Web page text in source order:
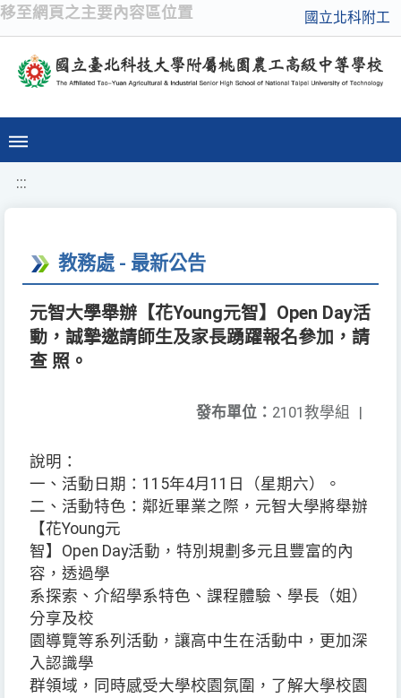
移至網頁之主要內容區位置 國立北科附工
:::
教務處 - 最新公告
元智大學舉辦【花Young元智】Open Day活
動，誠摯邀請師生及家長踴躍報名參加，請
查 照。
發布單位： 2101教學組 |
說明：
一、活動日期：115年4月11日（星期六）。
二、活動特色：鄰近畢業之際，元智大學將舉辦
【花Young元
智】Open Day活動，特別規劃多元且豐富的內
容，透過學
系探索、介紹學系特色、課程體驗、學長（姐）
分享及校
園導覽等系列活動，讓高中生在活動中，更加深
入認識學
群領域，同時感受大學校園氛圍，了解大學校園